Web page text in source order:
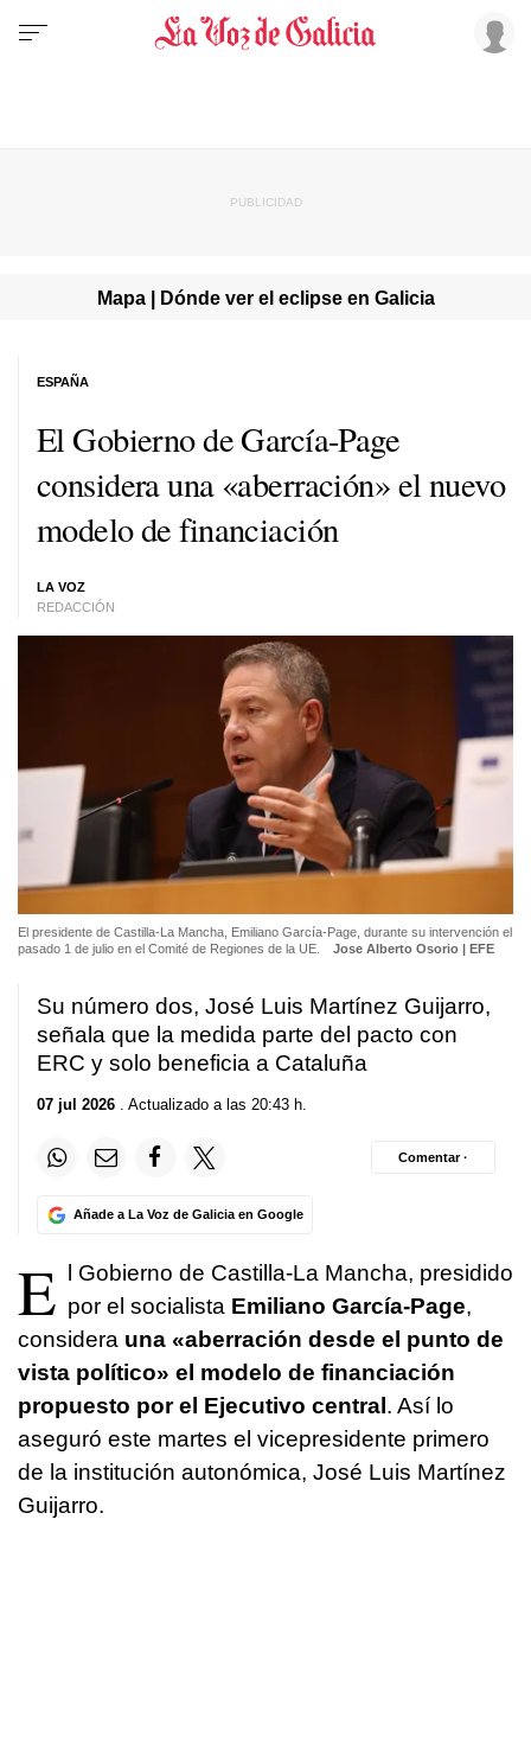
Mapa | Dónde ver el eclipse en Galicia
El Gobierno de García-Page
considera una «aberración» el nuevo
modelo de financiación
LA VOZ
REDACCIÓN
ESPAÑA
El presidente de Castilla-La Mancha, Emiliano García-Page, durante su intervención el
pasado 1 de julio en el Comité de Regiones de la UE.
Jose Alberto Osorio | EFE
Su número dos, José Luis Martínez Guijarro,
señala que la medida parte del pacto con
ERC y solo beneficia a Cataluña
07 jul 2026 . Actualizado a las 20:43 h.
Añade a La Voz de Galicia en Google
Comentar ·
E
l Gobierno de Castilla-La Mancha, presidido
por el socialista Emiliano García-Page,
considera una «aberración desde el punto de
vista político» el modelo de financiación
propuesto por el Ejecutivo central . Así lo
aseguró este martes el vicepresidente primero
de la institución autonómica, José Luis Martínez
Guijarro.